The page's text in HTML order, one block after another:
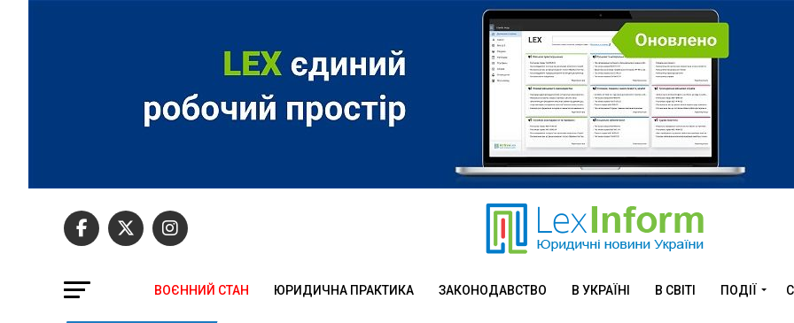
ВОЄННИЙ СТАН ЮРИДИЧНА ПРАКТИКА ЗАКОНОДАВСТВО В УКРАЇНІ В СВІТІ ПОДІЇ